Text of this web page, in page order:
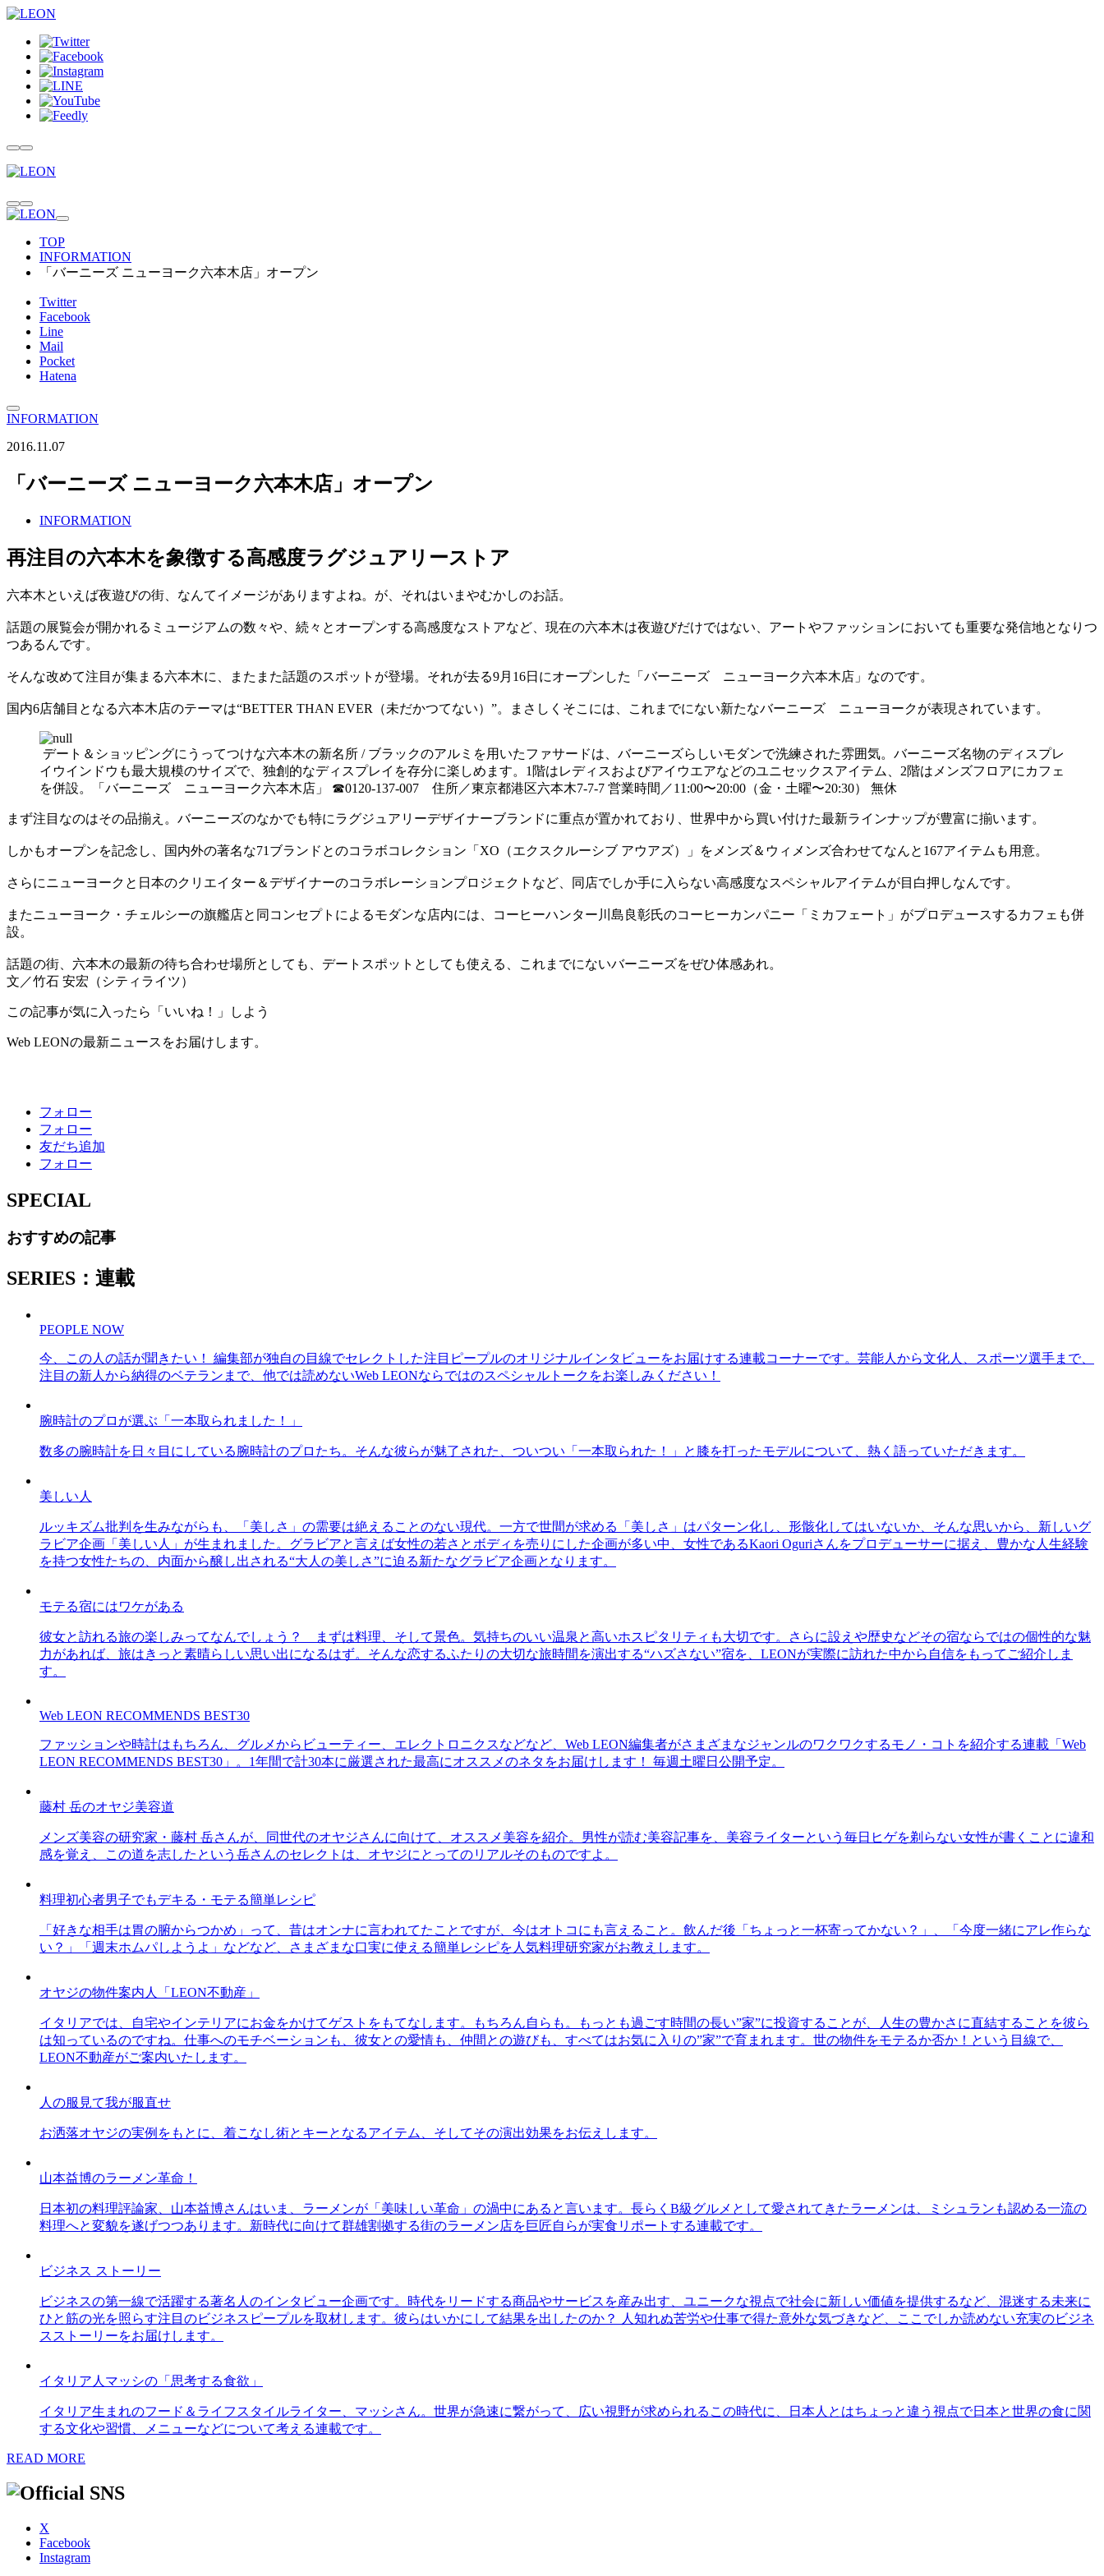
TOP
INFORMATION
「バーニーズ ニューヨーク六本木店」オープン
Twitter
Facebook
Line
Mail
Pocket
Hatena
INFORMATION
2016.11.07
「バーニーズ ニューヨーク六本木店」オープン
INFORMATION
再注目の六本木を象徴する高感度ラグジュアリーストア
六本木といえば夜遊びの街、なんてイメージがありますよね。が、それはいまやむかしのお話。
話題の展覧会が開かれるミュージアムの数々や、続々とオープンする高感度なストアなど、現在の六本木は夜遊びだけではない、アートやファッションにおいても重要な発信地となりつ
つあるんです。
そんな改めて注目が集まる六本木に、またまた話題のスポットが登場。それが去る9月16日にオープンした「バーニーズ ニューヨーク六本木店」なのです。
国内6店舗目となる六本木店のテーマは“BETTER THAN EVER（未だかつてない）”。まさしくそこには、これまでにない新たなバーニーズ ニューヨークが表現されています。
デート＆ショッピングにうってつけな六本木の新名所 / ブラックのアルミを用いたファサードは、バーニーズらしいモダンで洗練された雰囲気。バーニーズ名物のディスプレ
イウインドウも最大規模のサイズで、独創的なディスプレイを存分に楽しめます。1階はレディスおよびアイウエアなどのユニセックスアイテム、2階はメンズフロアにカフェ
を併設。「バーニーズ ニューヨーク六本木店」 ☎0120-137-007 住所／東京都港区六本木7-7-7 営業時間／11:00〜20:00（金・土曜〜20:30） 無休
まず注目なのはその品揃え。バーニーズのなかでも特にラグジュアリーデザイナーブランドに重点が置かれており、世界中から買い付けた最新ラインナップが豊富に揃います。
しかもオープンを記念し、国内外の著名な71ブランドとのコラボコレクション「XO（エクスクルーシブ アウアズ）」をメンズ＆ウィメンズ合わせてなんと167アイテムも用意。
さらにニューヨークと日本のクリエイター＆デザイナーのコラボレーションプロジェクトなど、同店でしか手に入らない高感度なスペシャルアイテムが目白押しなんです。
またニューヨーク・チェルシーの旗艦店と同コンセプトによるモダンな店内には、コーヒーハンター川島良彰氏のコーヒーカンパニー「ミカフェート」がプロデュースするカフェも併
設。
話題の街、六本木の最新の待ち合わせ場所としても、デートスポットとしても使える、これまでにないバーニーズをぜひ体感あれ。
文／竹石 安宏（シティライツ）
この記事が気に入ったら「いいね！」しよう
Web LEONの最新ニュースをお届けします。
フォロー
フォロー
友だち追加
フォロー
SPECIAL
おすすめの記事
SERIES：連載
PEOPLE NOW
今、この人の話が聞きたい！ 編集部が独自の目線でセレクトした注目ピープルのオリジナルインタビューをお届けする連載コーナーです。芸能人から文化人、スポーツ選手まで、
注目の新人から納得のベテランまで、他では読めないWeb LEONならではのスペシャルトークをお楽しみください！
腕時計のプロが選ぶ「一本取られました！」
数多の腕時計を日々目にしている腕時計のプロたち。そんな彼らが魅了された、ついつい「一本取られた！」と膝を打ったモデルについて、熱く語っていただきます。
美しい人
ルッキズム批判を生みながらも、「美しさ」の需要は絶えることのない現代。一方で世間が求める「美しさ」はパターン化し、形骸化してはいないか、そんな思いから、新しいグ
ラビア企画「美しい人」が生まれました。グラビアと言えば女性の若さとボディを売りにした企画が多い中、女性であるKaori Oguriさんをプロデューサーに据え、豊かな人生経験
を持つ女性たちの、内面から醸し出される“大人の美しさ”に迫る新たなグラビア企画となります。
モテる宿にはワケがある
彼女と訪れる旅の楽しみってなんでしょう？ まずは料理、そして景色。気持ちのいい温泉と高いホスピタリティも大切です。さらに設えや歴史などその宿ならではの個性的な魅
力があれば、旅はきっと素晴らしい思い出になるはず。そんな恋するふたりの大切な旅時間を演出する“ハズさない”宿を、LEONが実際に訪れた中から自信をもってご紹介しま
す。
Web LEON RECOMMENDS BEST30
ファッションや時計はもちろん、グルメからビューティー、エレクトロニクスなどなど、Web LEON編集者がさまざまなジャンルのワクワクするモノ・コトを紹介する連載「Web
LEON RECOMMENDS BEST30」。1年間で計30本に厳選された最高にオススメのネタをお届けします！ 毎週土曜日公開予定。
藤村 岳のオヤジ美容道
メンズ美容の研究家・藤村 岳さんが、同世代のオヤジさんに向けて、オススメ美容を紹介。男性が読む美容記事を、美容ライターという毎日ヒゲを剃らない女性が書くことに違和
感を覚え、この道を志したという岳さんのセレクトは、オヤジにとってのリアルそのものですよ。
料理初心者男子でもデキる・モテる簡単レシピ
「好きな相手は胃の腑からつかめ」って、昔はオンナに言われてたことですが、今はオトコにも言えること。飲んだ後「ちょっと一杯寄ってかない？」、「今度一緒にアレ作らな
い？」「週末ホムパしようよ」などなど、さまざまな口実に使える簡単レシピを人気料理研究家がお教えします。
オヤジの物件案内人「LEON不動産」
イタリアでは、自宅やインテリアにお金をかけてゲストをもてなします。もちろん自らも。もっとも過ごす時間の長い”家”に投資することが、人生の豊かさに直結することを彼ら
は知っているのですね。仕事へのモチベーションも、彼女との愛情も、仲間との遊びも、すべてはお気に入りの”家”で育まれます。世の物件をモテるか否か！という目線で、
LEON不動産がご案内いたします。
人の服見て我が服直せ
お洒落オヤジの実例をもとに、着こなし術とキーとなるアイテム、そしてその演出効果をお伝えします。
山本益博のラーメン革命！
日本初の料理評論家、山本益博さんはいま、ラーメンが「美味しい革命」の渦中にあると言います。長らくB級グルメとして愛されてきたラーメンは、ミシュランも認める一流の
料理へと変貌を遂げつつあります。新時代に向けて群雄割拠する街のラーメン店を巨匠自らが実食リポートする連載です。
ビジネス ストーリー
ビジネスの第一線で活躍する著名人のインタビュー企画です。時代をリードする商品やサービスを産み出す、ユニークな視点で社会に新しい価値を提供するなど、混迷する未来に
ひと筋の光を照らす注目のビジネスピープルを取材します。彼らはいかにして結果を出したのか？ 人知れぬ苦労や仕事で得た意外な気づきなど、ここでしか読めない充実のビジネ
スストーリーをお届けします。
イタリア人マッシの「思考する食欲」
イタリア生まれのフード＆ライフスタイルライター、マッシさん。世界が急速に繋がって、広い視野が求められるこの時代に、日本人とはちょっと違う視点で日本と世界の食に関
する文化や習慣、メニューなどについて考える連載です。
READ MORE
X
Facebook
Instagram